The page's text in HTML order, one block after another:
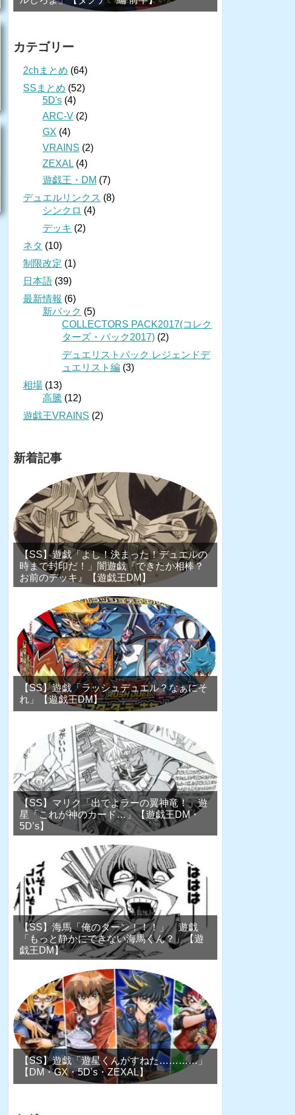
カテゴリー
2chまとめ (64)
SSまとめ (52)
5D's (4)
ARC-V (2)
GX (4)
VRAINS (2)
ZEXAL (4)
遊戯王・DM (7)
デュエルリンクス (8)
シンクロ (4)
デッキ (2)
ネタ (10)
制限改定 (1)
日本語 (39)
最新情報 (6)
新パック (5)
COLLECTORS PACK2017(コレク
ターズ・パック2017) (2)
デュエリストパック レジェンドデ
ュエリスト編 (3)
相場 (13)
高騰 (12)
遊戯王VRAINS (2)
新着記事
【SS】遊戯「よし！決まった！デュエルの
時まで封印だ！」闇遊戯『できたか相棒？
お前のデッキ』【遊戯王DM】
【SS】遊戯「ラッシュデュエル？なぁにそ
れ」【遊戯王DM】
【SS】マリク「出でよラーの翼神竜！」遊
星「これが神のカード…」【遊戯王DM・
5D’s】
【SS】海馬「俺のターン！！！」 遊戯
「もっと静かにできない海馬くん？」【遊
戯王DM】
【SS】遊戯「遊星くんがすねた…………」
【DM・GX・5D’s・ZEXAL】